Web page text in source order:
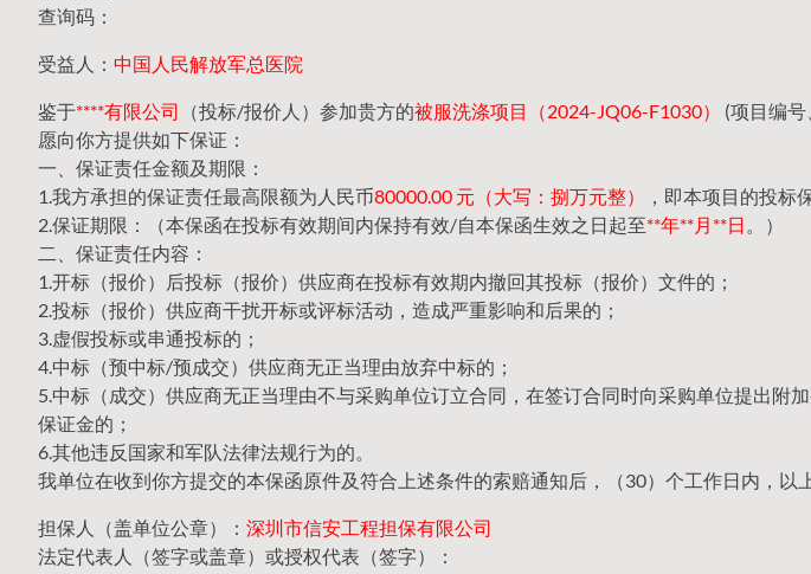
查询码：
受益人： 中国人民解放军总医院
鉴于****有限公司 （投标/报价人）参加贵方的被服洗涤项目（2024-JQ06-F1030）
(项目编
愿向你方提供如下保证：
一、保证责任金额及期限：
1.我方承担的保证责任最高限额为人民币80000.00 元（大写：捌万元整）
，即本项目的投标
2.保证期限：（本保函在投标有效期间内保持有效/自本保函生效之日起至**年**月**日 。）
二、保证责任内容：
1.开标（报价）后投标（报价）供应商在投标有效期内撤回其投标（报价）文件的；
2.投标（报价）供应商干扰开标或评标活动，造成严重影响和后果的；
3.虚假投标或串通投标的；
4.中标（预中标/预成交）供应商无正当理由放弃中标的；
5.中标（成交）供应商无正当理由不与采购单位订立合同，在签订合同时向采购单位提出附
保证金的；
6.其他违反国家和军队法律法规行为的。
我单位在收到你方提交的本保函原件及符合上述条件的索赔通知后，（30）个工作日内，以
担保人（盖单位公章）： 深圳市信安工程担保有限公司
法定代表人（签字或盖章）或授权代表（签字）：